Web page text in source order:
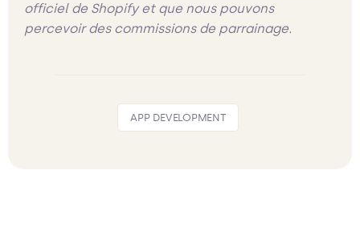
officiel de Shopify et que nous pouvons
percevoir des commissions de parrainage.
APP DEVELOPMENT